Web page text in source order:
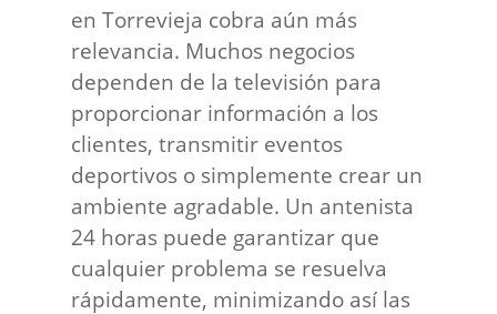
en Torrevieja cobra aún más
relevancia. Muchos negocios
dependen de la televisión para
proporcionar información a los
clientes, transmitir eventos
deportivos o simplemente crear un
ambiente agradable. Un antenista
24 horas puede garantizar que
cualquier problema se resuelva
rápidamente, minimizando así las